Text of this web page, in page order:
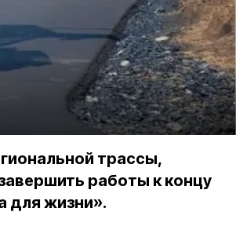
трассы,
работы к концу
для жизни».